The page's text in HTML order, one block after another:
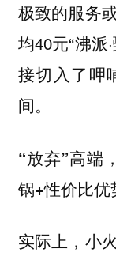
极致的服务
均40元“沸派
接切入了呷
间。
“放弃”高端
锅+性价比优
实际上，小